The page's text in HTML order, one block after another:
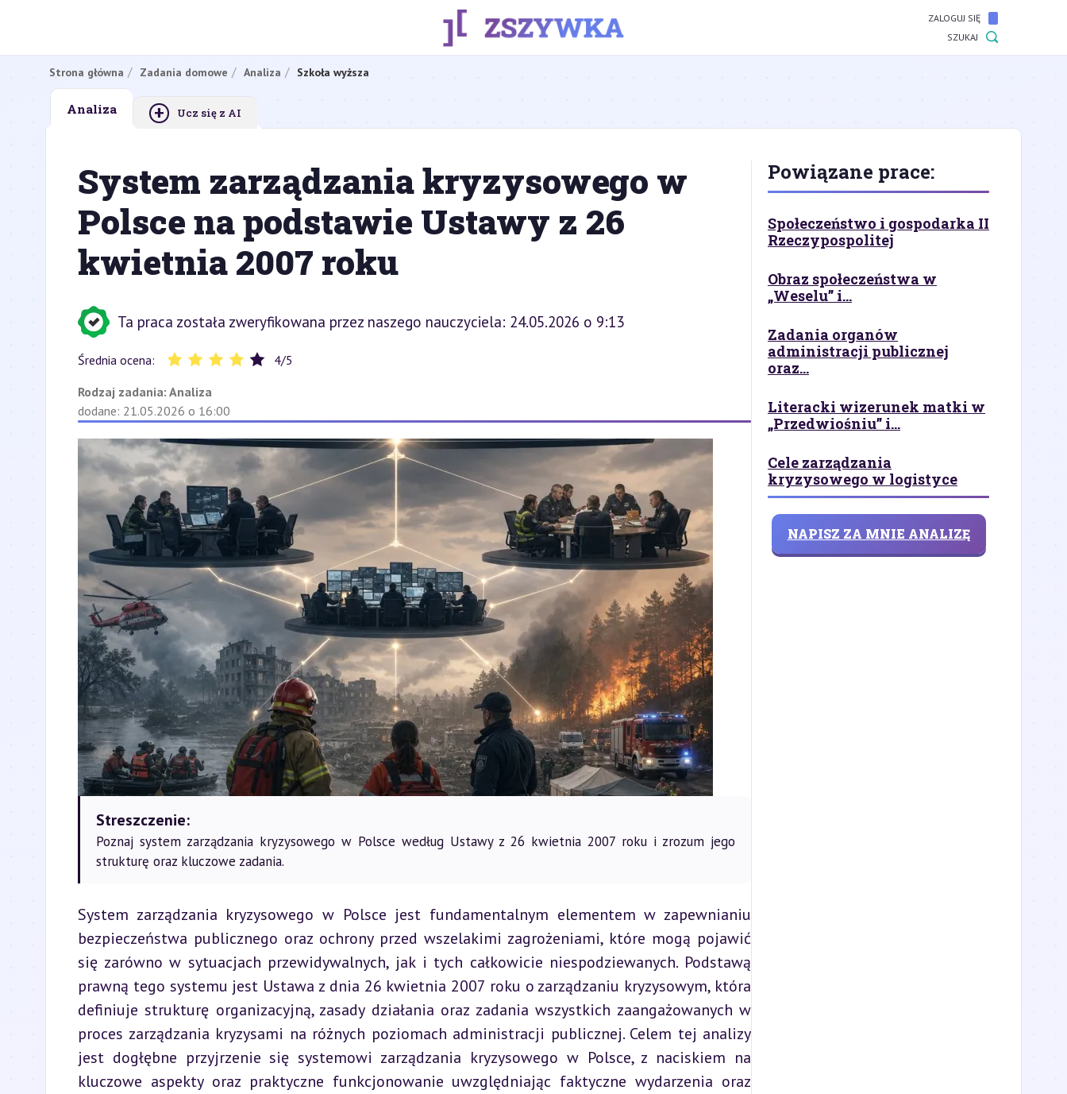
ZALOGUJ SIĘ
SZUKAJ
Strona główna Zadania domowe Analiza Szkoła wyższa
Analiza + Ucz się z AI
System zarządzania kryzysowego w
Polsce na podstawie Ustawy z 26
kwietnia 2007 roku
Ta praca została zweryfikowana przez naszego nauczyciela: 24.05.2026 o 9:13
Średnia ocena: 4/5
Rodzaj zadania: Analiza
dodane: 21.05.2026 o 16:00
Streszczenie:
Poznaj system zarządzania kryzysowego w Polsce według Ustawy z 26 kwietnia 2007 roku i zrozum jego
strukturę oraz kluczowe zadania.
System zarządzania kryzysowego w Polsce jest fundamentalnym elementem w zapewnianiu
bezpieczeństwa publicznego oraz ochrony przed wszelakimi zagrożeniami, które mogą pojawić
się zarówno w sytuacjach przewidywalnych, jak i tych całkowicie niespodziewanych. Podstawą
prawną tego systemu jest Ustawa z dnia 26 kwietnia 2007 roku o zarządzaniu kryzysowym, która
definiuje strukturę organizacyjną, zasady działania oraz zadania wszystkich zaangażowanych w
proces zarządzania kryzysami na różnych poziomach administracji publicznej. Celem tej analizy
jest dogłębne przyjrzenie się systemowi zarządzania kryzysowego w Polsce, z naciskiem na
kluczowe aspekty oraz praktyczne funkcjonowanie uwzględniając faktyczne wydarzenia oraz
Powiązane prace:
Społeczeństwo i gospodarka II
Rzeczypospolitej
Obraz społeczeństwa w
„Weselu” i...
Zadania organów
administracji publicznej
oraz...
Literacki wizerunek matki w
„Przedwiośniu” i...
Cele zarządzania
kryzysowego w logistyce
NAPISZ ZA MNIE ANALIZĘ